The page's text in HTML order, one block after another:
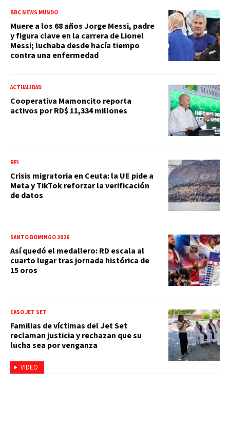
BBC NEWS MUNDO
Muere a los 68 años Jorge Messi, padre
y figura clave en la carrera de Lionel
Messi; luchaba desde hacía tiempo
contra una enfermedad
ACTUALIDAD
Cooperativa Mamoncito reporta
activos por RD$ 11,334 millones
RFI
Crisis migratoria en Ceuta: la UE pide a
Meta y TikTok reforzar la verificación
de datos
SANTO DOMINGO 2026
Así quedó el medallero: RD escala al
cuarto lugar tras jornada histórica de
15 oros
VIDEO
CASO JET SET
Familias de víctimas del Jet Set
reclaman justicia y rechazan que su
lucha sea por venganza